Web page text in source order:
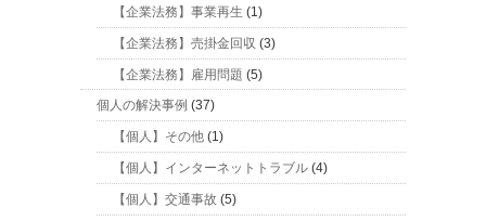
【企業法務】事業再生 (1)
【企業法務】売掛金回収 (3)
【企業法務】雇用問題 (5)
個人の解決事例 (37)
【個人】その他 (1)
【個人】インターネットトラブル (4)
【個人】交通事故 (5)